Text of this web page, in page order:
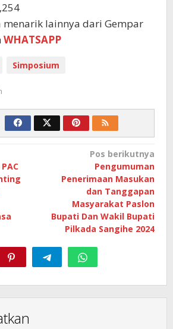
menarik lainnya dari Gempar
WHATSAPP
Simposium
Pos berikutnya
Pengumuman
Penerimaan Masukan
dan Tanggapan
Masyarakat Paslon
Bupati Dan Wakil Bupati
Pilkada Sangihe 2024